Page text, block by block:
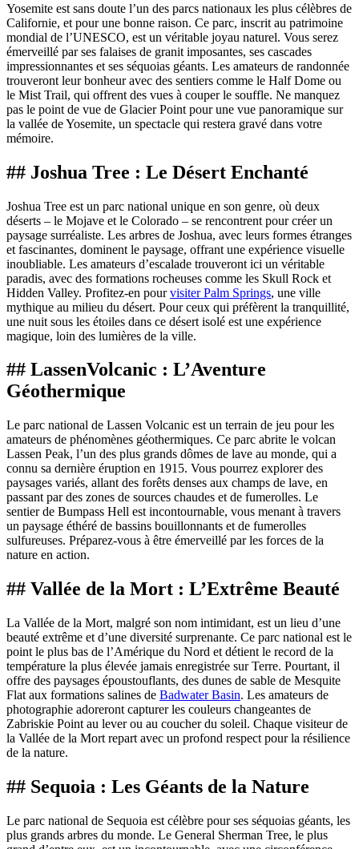
Yosemite est sans doute l’un des parcs nationaux les plus célèbres de
Californie, et pour une bonne raison. Ce parc, inscrit au patrimoine
mondial de l’UNESCO, est un véritable joyau naturel. Vous serez
émerveillé par ses falaises de granit imposantes, ses cascades
impressionnantes et ses séquoias géants. Les amateurs de randonnée
trouveront leur bonheur avec des sentiers comme le Half Dome ou
le Mist Trail, qui offrent des vues à couper le souffle. Ne manquez
pas le point de vue de Glacier Point pour une vue panoramique sur
la vallée de Yosemite, un spectacle qui restera gravé dans votre
mémoire.
## Joshua Tree : Le Désert Enchanté
Joshua Tree est un parc national unique en son genre, où deux
déserts – le Mojave et le Colorado – se rencontrent pour créer un
paysage surréaliste. Les arbres de Joshua, avec leurs formes étranges
et fascinantes, dominent le paysage, offrant une expérience visuelle
inoubliable. Les amateurs d’escalade trouveront ici un véritable
paradis, avec des formations rocheuses comme les Skull Rock et
Hidden Valley. Profitez-en pourvisiter Palm Springs, une ville
mythique au milieu du désert. Pour ceux qui préfèrent la tranquillité,
une nuit sous les étoiles dans ce désert isolé est une expérience
magique, loin des lumières de la ville.
## LassenVolcanic : L’Aventure
Géothermique
Le parc national de Lassen Volcanic est un terrain de jeu pour les
amateurs de phénomènes géothermiques. Ce parc abrite le volcan
Lassen Peak, l’un des plus grands dômes de lave au monde, qui a
connu sa dernière éruption en 1915. Vous pourrez explorer des
paysages variés, allant des forêts denses aux champs de lave, en
passant par des zones de sources chaudes et de fumerolles. Le
sentier de Bumpass Hell est incontournable, vous menant à travers
un paysage éthéré de bassins bouillonnants et de fumerolles
sulfureuses. Préparez-vous à être émerveillé par les forces de la
nature en action.
## Vallée de la Mort : L’Extrême Beauté
La Vallée de la Mort, malgré son nom intimidant, est un lieu d’une
beauté extrême et d’une diversité surprenante. Ce parc national est le
point le plus bas de l’Amérique du Nord et détient le record de la
température la plus élevée jamais enregistrée sur Terre. Pourtant, il
offre des paysages époustouflants, des dunes de sable de Mesquite
Flat aux formations salines de Badwater Basin. Les amateurs de
photographie adoreront capturer les couleurs changeantes de
Zabriskie Point au lever ou au coucher du soleil. Chaque visiteur de
la Vallée de la Mort repart avec un profond respect pour la résilience
de la nature.
## Sequoia : Les Géants de la Nature
Le parc national de Sequoia est célèbre pour ses séquoias géants, les
plus grands arbres du monde. Le General Sherman Tree, le plus